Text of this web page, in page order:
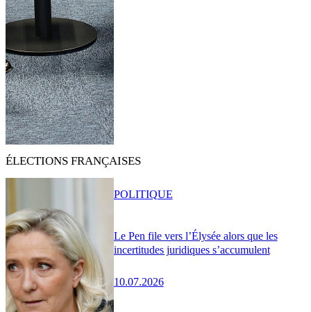
ÉLECTIONS FRANÇAISES
Le Pen file vers l’Élysée alors que les
incertitudes juridiques s’accumulent
10.07.2026
POLITIQUE